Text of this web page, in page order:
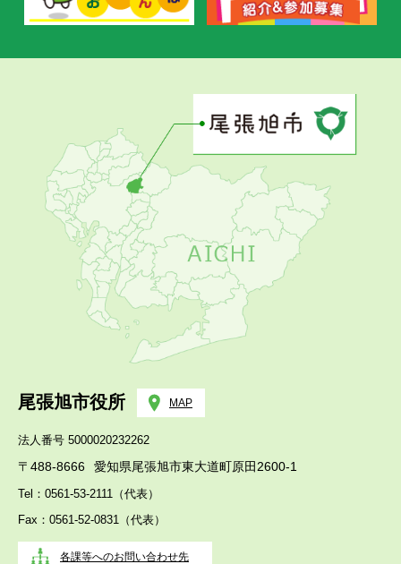
尾張旭市役所 MAP
法人番号 5000020232262
〒488-8666 愛知県尾張旭市東大道町原田2600-1
Tel：0561-53-2111（代表）
Fax：0561-52-0831（代表）
各課等へのお問い合わせ先